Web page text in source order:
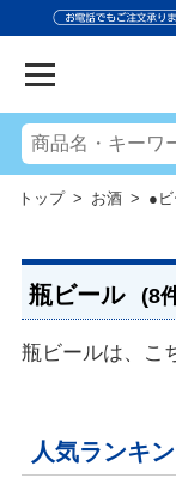
トップ> お酒 > ●
瓶ビール (8
瓶ビールは、こ
人気ランキ